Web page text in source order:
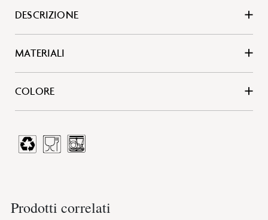
DESCRIZIONE
MATERIALI
COLORE
Prodotti correlati